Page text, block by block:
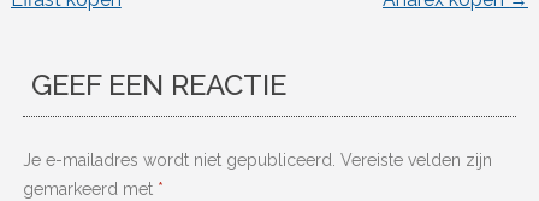
GEEF EEN REACTIE
Je e-mailadres wordt niet gepubliceerd. Vereiste velden zijn
gemarkeerd met *